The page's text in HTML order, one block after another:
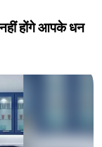
होंगे आपके धन